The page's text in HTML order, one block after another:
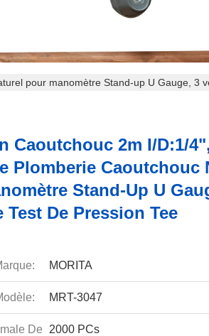
pour manomètre Stand-up U Gauge, 3
Caoutchouc 2m I/D:1/
Plomberie Caoutchouc
Stand-Up U
Test De Pression Tee
MORITA
MRT-3047
De
2000 PCs